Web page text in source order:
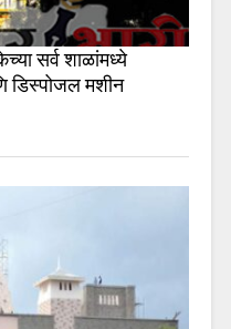
सर्व शाळांमध्ये
डिस्पोजल मशीन